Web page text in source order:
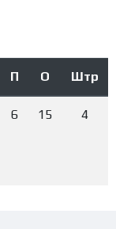
П О Штр
6 15 4